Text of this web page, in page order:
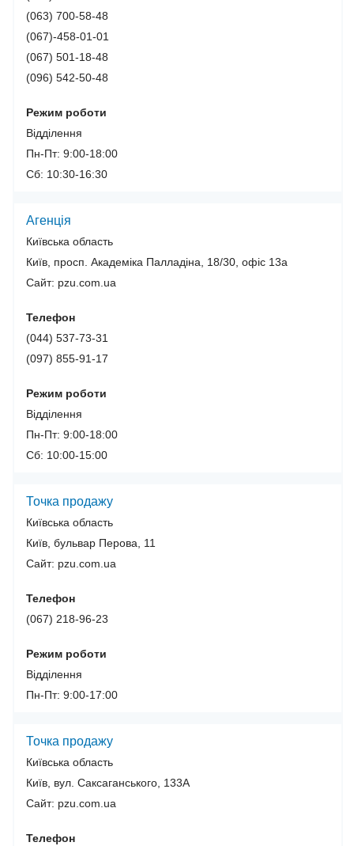
(063) 700-58-48
(067)-458-01-01
(067) 501-18-48
(096) 542-50-48
Режим роботи
Відділення
Пн-Пт: 9:00-18:00
Сб: 10:30-16:30
Агенція
Київська область
Київ, просп. Академіка Палладіна, 18/30, офіс 13а
Сайт: pzu.com.ua
Телефон
(044) 537-73-31
(097) 855-91-17
Режим роботи
Відділення
Пн-Пт: 9:00-18:00
Сб: 10:00-15:00
Точка продажу
Київська область
Київ, бульвар Перова, 11
Сайт: pzu.com.ua
Телефон
(067) 218-96-23
Режим роботи
Відділення
Пн-Пт: 9:00-17:00
Точка продажу
Київська область
Київ, вул. Саксаганського, 133А
Сайт: pzu.com.ua
Телефон